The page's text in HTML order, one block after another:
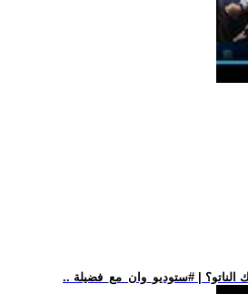
الناتو؟ | #ستوديو_وان_مع_فضيلة